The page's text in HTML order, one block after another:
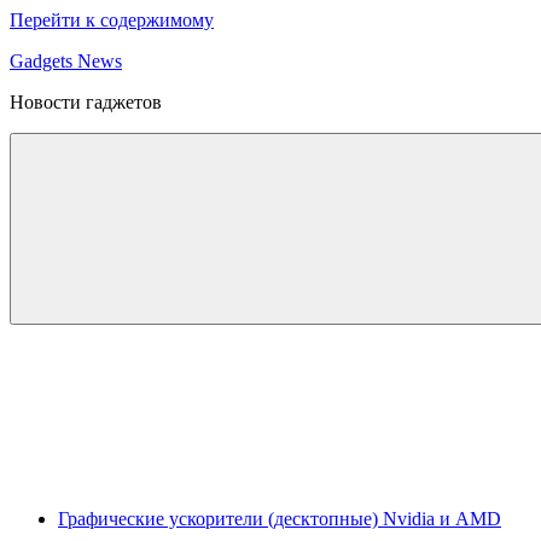
Перейти к содержимому
Gadgets News
Новости гаджетов
Графические ускорители (десктопные) Nvidia и AMD